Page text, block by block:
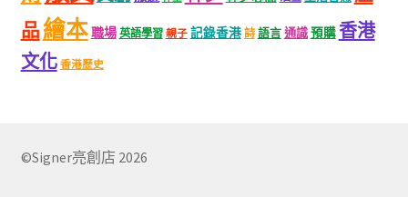
品繪本職場 英語學習 親子 記錄香港 詩 語言通識預購香港
文化 香港歷史
©Signer亮創店 2026